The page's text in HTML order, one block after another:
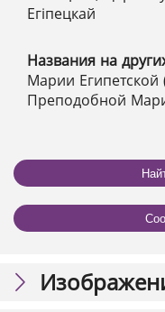
Егіпецкай
Названия на
Марии Египетской
Преподобной